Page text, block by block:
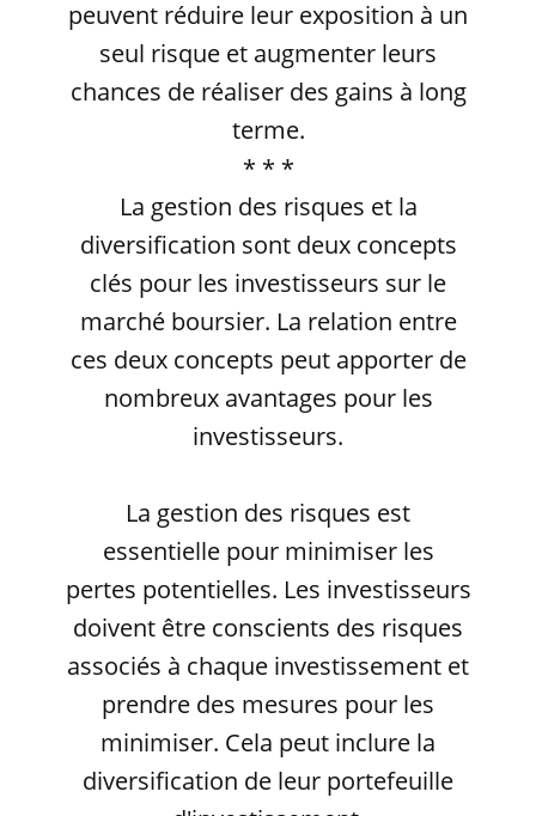
peuvent réduire leur exposition à un
seul risque et augmenter leurs
chances de réaliser des gains à long
terme.
* * *
La gestion des risques et la
diversification sont deux concepts
clés pour les investisseurs sur le
marché boursier. La relation entre
ces deux concepts peut apporter de
nombreux avantages pour les
investisseurs.
La gestion des risques est
essentielle pour minimiser les
pertes potentielles. Les investisseurs
doivent être conscients des risques
associés à chaque investissement et
prendre des mesures pour les
minimiser. Cela peut inclure la
diversification de leur portefeuille